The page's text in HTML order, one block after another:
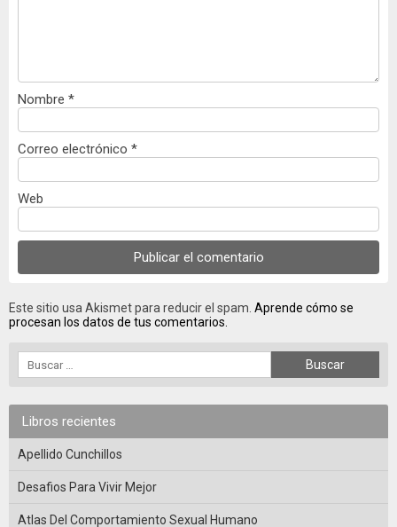
Nombre *
Correo electrónico *
Web
Este sitio usa Akismet para reducir el spam. Aprende cómo se
procesan los datos de tus comentarios.
Libros recientes
Apellido Cunchillos
Desafios Para Vivir Mejor
Atlas Del Comportamiento Sexual Humano